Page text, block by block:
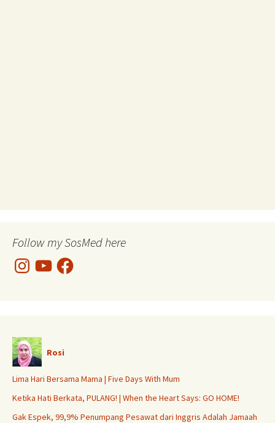
Follow my SosMed here
InstagramYouTubeFacebook
Rosi
Lima Hari Bersama Mama | Five Days With Mum
Ketika Hati Berkata, PULANG! | When the Heart Says: GO HOME!
Gak Espek, 99,9% Penumpang Pesawat dari Inggris Adalah Jamaah